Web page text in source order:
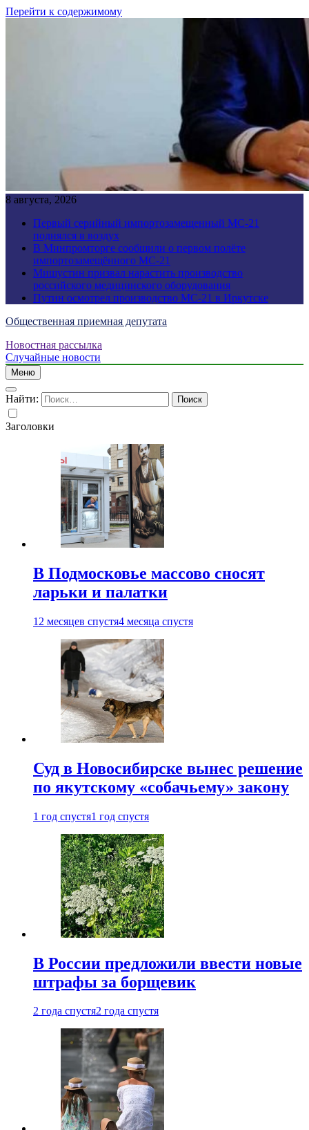
Перейти к содержимому
8 августа, 2026
Первый серийный импортозамещенный МС-21
поднялся в воздух
В Минпромторге сообщили о первом полёте
импортозамещённого МС-21
Мишустин призвал нарастить производство
российского медицинского оборудования
Путин осмотрел производство МС-21 в Иркутске
Общественная приемная депутата
Новостная рассылка
Случайные новости
Меню
Найти:
Заголовки
В Подмосковье массово сносят
ларьки и палатки
12 месяцев спустя4 месяца спустя
Суд в Новосибирске вынес решение
по якутскому «собачьему» закону
1 год спустя1 год спустя
В России предложили ввести новые
штрафы за борщевик
2 года спустя2 года спустя